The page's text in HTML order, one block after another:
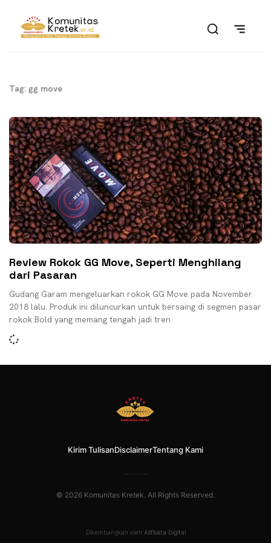
Tag: gg move
Review Rokok GG Move, Seperti Menghilang
dari Pasaran
Gudang Garam mengeluarkan rokok GG Move pada November
2018 lalu. Produk ini diluncurkan untuk bersaing di segmen pasar
rokok Bold yang memang tengah jadi tren
Kirim TulisanDisclaimerTentang Kami
© 2026 Komunitas Kretek. All Rights Reserved.
Dikembangkan oleh Alifbata Digital